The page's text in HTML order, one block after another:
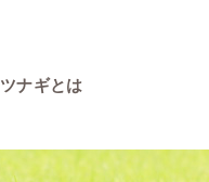
ツナギとは